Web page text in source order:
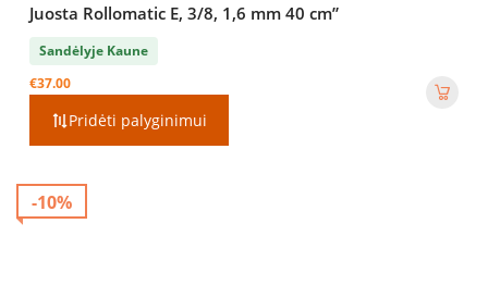
Juosta Rollomatic E, 3/8, 1,6 mm 40 cm”
Sandėlyje Kaune
€37.00
Pridėti palyginimui
-10%